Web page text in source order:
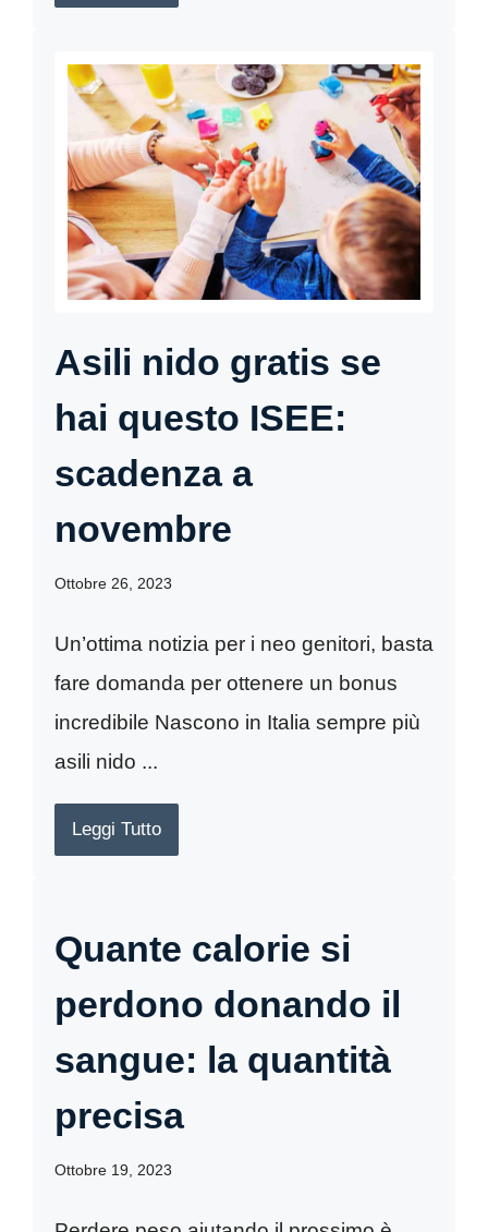
Asili nido gratis se
hai questo ISEE:
scadenza a
novembre
Ottobre 26, 2023
Un’ottima notizia per i neo genitori, basta
fare domanda per ottenere un bonus
incredibile Nascono in Italia sempre più
asili nido ...
Leggi Tutto
Quante calorie si
perdono donando il
sangue: la quantità
precisa
Ottobre 19, 2023